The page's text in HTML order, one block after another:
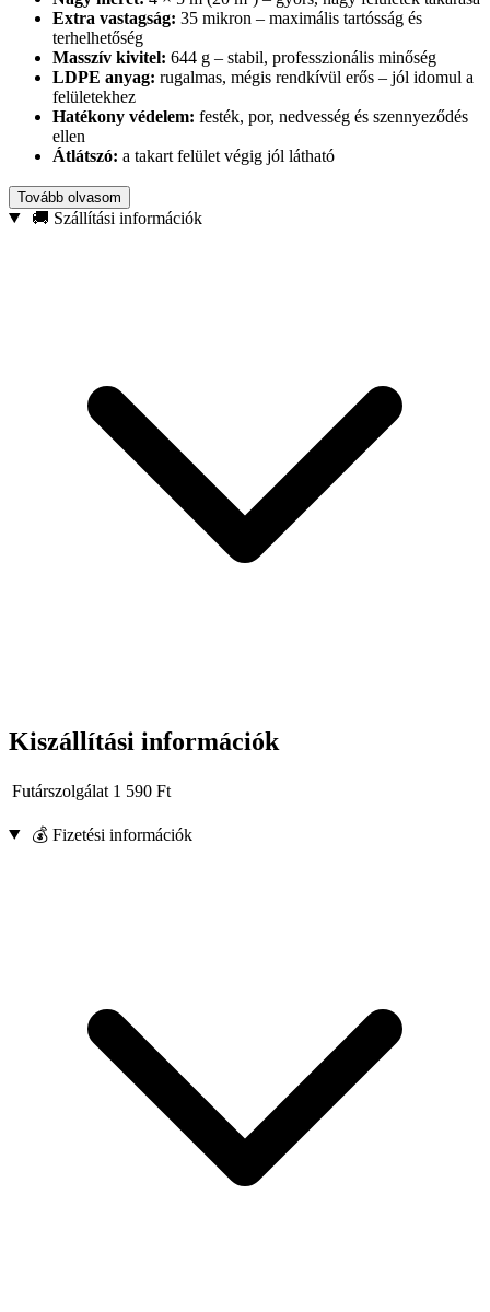
Extra vastagság: 35 mikron – maximális tartósság és
terhelhetőség
Masszív kivitel: 644 g – stabil, professzionális minőség
LDPE anyag: rugalmas, mégis rendkívül erős – jól idomul a
felületekhez
Hatékony védelem: festék, por, nedvesség és szennyeződés
ellen
Átlátszó: a takart felület végig jól látható
Ideális intenzív festési és építőipari munkákhoz, padlók (laminált,
parketta, járólap, beton) védelmére, valamint bútorok, berendezések
Tovább olvasom
🚚 Szállítási információk
Kiszállítási információk
Futárszolgálat 1 590 Ft
💰 Fizetési információk